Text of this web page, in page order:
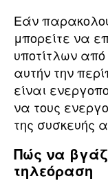
Εάν
μπορείτε να
υποτίτλων από
αυτήν την
είναι
να τους
της συσκευής
Πώς να
τηλεόραση